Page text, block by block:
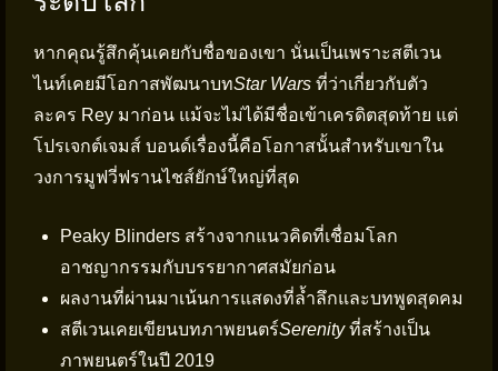
หากคุณรู้สึกคุ้นเคยกับชื่อของเขา นั่นเป็นเพราะสตีเวน
ไนท์เคยมีโอกาสพัฒนาบทStar Wars ที่ว่าเกี่ยวกับตัว
ละคร Rey มาก่อน แม้จะไม่ได้มีชื่อเข้าเครดิตสุดท้าย แต่
โปรเจกต์เจมส์ บอนด์เรื่องนี้คือโอกาสนั้นสำหรับเขาใน
วงการมูฟวี่ฟรานไชส์ยักษ์ใหญ่ที่สุด
Peaky Blinders สร้างจากแนวคิดที่เชื่อมโลก
อาชญากรรมกับบรรยากาศสมัยก่อน
ผลงานที่ผ่านมาเน้นการแสดงที่ล้ำลึกและบทพูดสุดคม
สตีเวนเคยเขียนบทภาพยนตร์Serenityที่สร้างเป็น
ภาพยนตร์ในปี 2019